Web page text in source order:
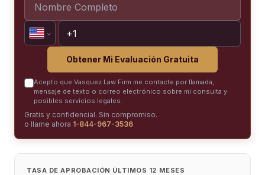
Obtener Mi Evaluación Gratuita
Acepto que Vasquez Law Firm me contacte por llamada,
mensaje de texto o correo electrónico sobre mi consulta y
posibles servicios legales.
Gratis y confidencial. Sin compromiso.
o llame ahora 1-844-967-3536
TASA DE APROBACIÓN ÚLTIMOS 12 MESES